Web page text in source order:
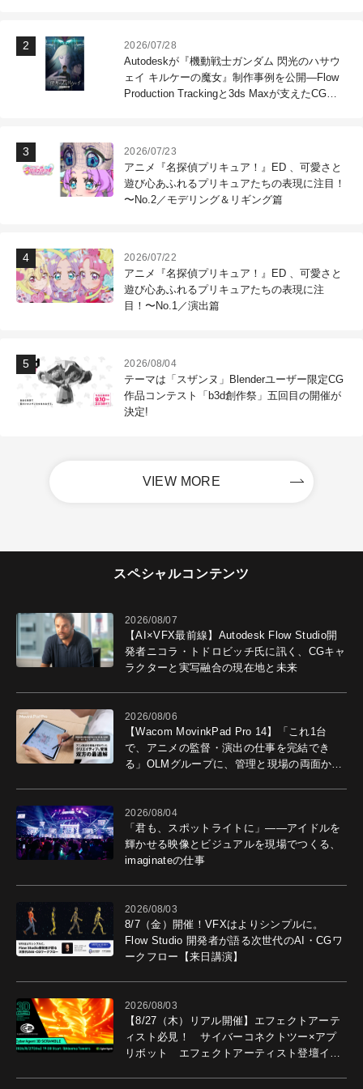
2026/07/28
Autodeskが『機動戦士ガンダム 閃光のハサウ
ェイ キルケーの魔女』制作事例を公開―Flow
Production Trackingと3ds Maxが支えたCG制
2026/07/23
アニメ『名探偵プリキュア！』ED 、可愛さと
遊び心あふれるプリキュアたちの表現に注目！
〜No.2／モデリング＆リギング篇
2026/07/22
アニメ『名探偵プリキュア！』ED 、可愛さと
遊び心あふれるプリキュアたちの表現に注
目！〜No.1／演出篇
2026/08/04
テーマは「スザンヌ」Blenderユーザー限定CG
作品コンテスト「b3d創作祭」五回目の開催が
決定!
VIEW MORE
スペシャルコンテンツ
2026/08/07
【AI×VFX最前線】Autodesk Flow Studio開
発者ニコラ・トドロビッチ氏に訊く、CGキャ
ラクターと実写融合の現在地と未来
2026/08/06
【Wacom MovinkPad Pro 14】「これ1台
で、アニメの監督・演出の仕事を完結でき
る」OLMグループに、管理と現場の両面から
2026/08/04
「君も、スポットライトに」――アイドルを
輝かせる映像とビジュアルを現場でつくる、
imaginateの仕事
2026/08/03
8/7（金）開催！VFXはよりシンプルに。
Flow Studio 開発者が語る次世代のAI・CGワ
ークフロー【来日講演】
2026/08/03
【8/27（木）リアル開催】エフェクトアーテ
ィスト必見！ サイバーコネクトツー×アプ
リボット エフェクトアーティスト登壇イベ